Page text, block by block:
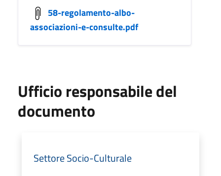
58-regolamento-albo-
associazioni-e-consulte.pdf
Ufficio responsabile del
documento
Settore Socio-Culturale